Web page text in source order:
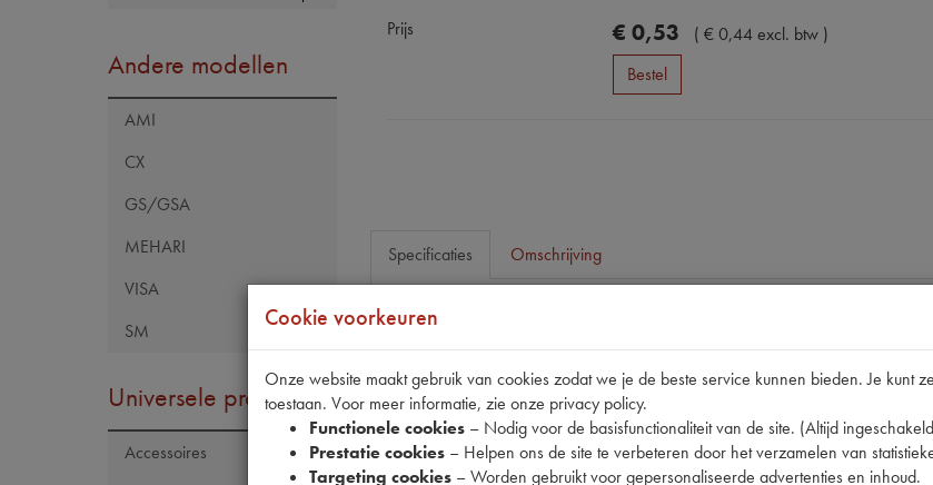
Andere modellen
AMI
CX
GS/GSA
MEHARI
VISA
SM
Universele producten
Accessoires
Prijs € 0,53 (€0,44excl. btw )
Bestel
Specificaties Omschrijving
OE Citroën
6216C5
Codes
01712-005 | 12V3W | 17097 | 310 | 621634 | 6216C5
Cookie voorkeuren
Onze website maakt gebruik van cookies zodat we je de beste service kunnen bieden. Je kunt
toestaan. Voor meer informatie, zie onze privacy policy.
Functionele cookies – Nodig voor de basisfunctionaliteit van de site. (Altijd
Prestatie cookies – Helpen ons de site te verbeteren door het verzamelen van
Targeting cookies – Worden gebruikt voor gepersonaliseerde advertenties en inhoud.